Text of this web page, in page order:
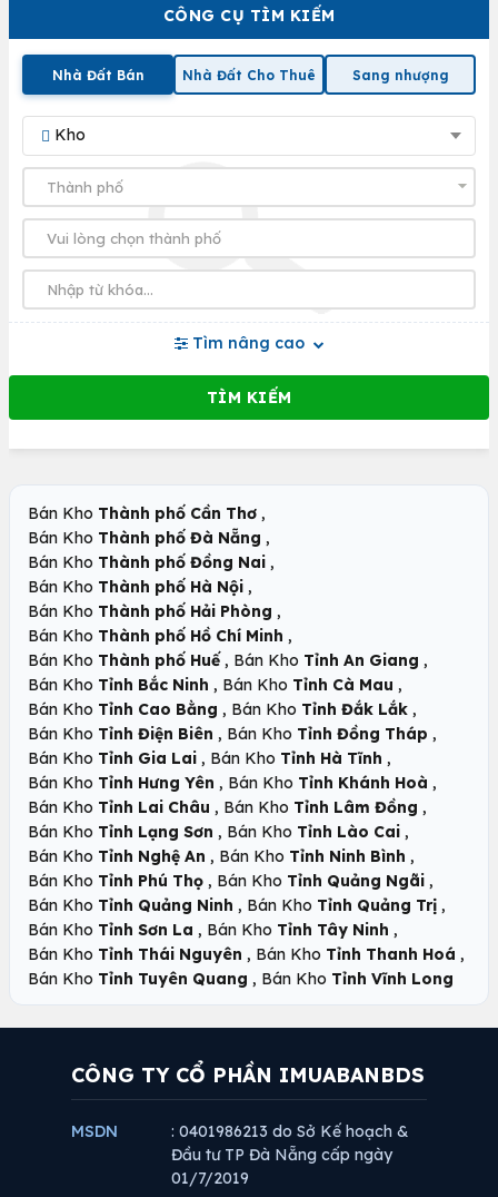
CÔNG CỤ TÌM KIẾM
Nhà Đất Bán Nhà Đất Cho Thuê Sang nhượng
Kho
Tìm nâng cao
Bán Kho Thành phố Cần Thơ ,
Bán Kho Thành phố Đà Nẵng ,
Bán Kho Thành phố Đồng Nai ,
Bán Kho Thành phố Hà Nội ,
Bán Kho Thành phố Hải Phòng ,
Bán Kho Thành phố Hồ Chí Minh ,
Bán Kho Thành phố Huế , Bán Kho Tỉnh An Giang ,
Bán Kho Tỉnh Bắc Ninh , Bán Kho Tỉnh Cà Mau ,
Bán Kho Tỉnh Cao Bằng , Bán Kho Tỉnh Đắk Lắk ,
Bán Kho Tỉnh Điện Biên , Bán Kho Tỉnh Đồng Tháp ,
Bán Kho Tỉnh Gia Lai , Bán Kho Tỉnh Hà Tĩnh ,
Bán Kho Tỉnh Hưng Yên , Bán Kho Tỉnh Khánh Hoà ,
Bán Kho Tỉnh Lai Châu , Bán Kho Tỉnh Lâm Đồng ,
Bán Kho Tỉnh Lạng Sơn , Bán Kho Tỉnh Lào Cai ,
Bán Kho Tỉnh Nghệ An , Bán Kho Tỉnh Ninh Bình ,
Bán Kho Tỉnh Phú Thọ , Bán Kho Tỉnh Quảng Ngãi ,
Bán Kho Tỉnh Quảng Ninh , Bán Kho Tỉnh Quảng Trị ,
Bán Kho Tỉnh Sơn La , Bán Kho Tỉnh Tây Ninh ,
Bán Kho Tỉnh Thái Nguyên , Bán Kho Tỉnh Thanh Hoá ,
Bán Kho Tỉnh Tuyên Quang , Bán Kho Tỉnh Vĩnh Long
CÔNG TY CỔ PHẦN IMUABANBDS
MSDN
: 0401986213 do Sở Kế hoạch &
Đầu tư TP Đà Nẵng cấp ngày
01/7/2019